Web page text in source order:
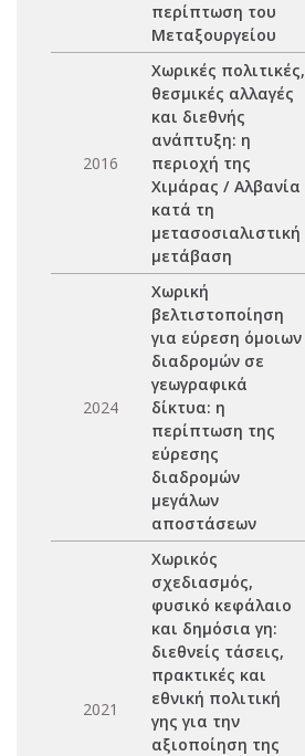
περίπτωση του
Μεταξουργείου
2016
Χωρικές πολιτικές,
θεσμικές αλλαγές
και διεθνής
ανάπτυξη: η
περιοχή της
Χιμάρας / Αλβανία
κατά τη
μετασοσιαλιστική
μετάβαση
2024
Χωρική
βελτιστοποίηση
για εύρεση όμοιων
διαδρομών σε
γεωγραφικά
δίκτυα: η
περίπτωση της
εύρεσης
διαδρομών
μεγάλων
αποστάσεων
2021
Χωρικός
σχεδιασμός,
φυσικό κεφάλαιο
και δημόσια γη:
διεθνείς τάσεις,
πρακτικές και
εθνική πολιτική
γης για την
αξιοποίηση της